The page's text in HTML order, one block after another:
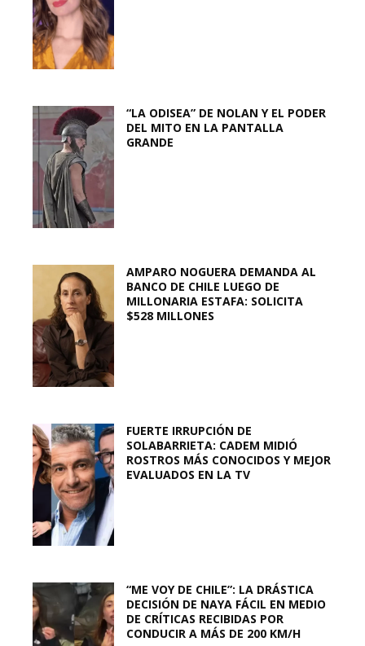
“LA ODISEA” DE NOLAN Y EL PODER
DEL MITO EN LA PANTALLA
GRANDE
AMPARO NOGUERA DEMANDA AL
BANCO DE CHILE LUEGO DE
MILLONARIA ESTAFA: SOLICITA
$528 MILLONES
FUERTE IRRUPCIÓN DE
SOLABARRIETA: CADEM MIDIÓ
ROSTROS MÁS CONOCIDOS Y MEJOR
EVALUADOS EN LA TV
“ME VOY DE CHILE”: LA DRÁSTICA
DECISIÓN DE NAYA FÁCIL EN MEDIO
DE CRÍTICAS RECIBIDAS POR
CONDUCIR A MÁS DE 200 KM/H